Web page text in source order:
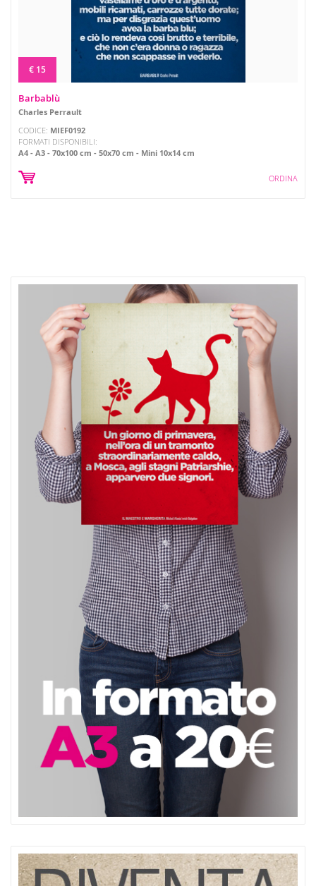
€ 15
Barbablù
Charles Perrault
CODICE: MIEF0192
FORMATI DISPONIBILI:
A4
A3 70x100 cm 50x70 cm Mini 10x14 cm
ORDINA